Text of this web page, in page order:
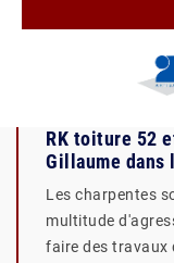
RK toiture 52
Gillaume dans
Les charpentes
multitude
faire des travaux